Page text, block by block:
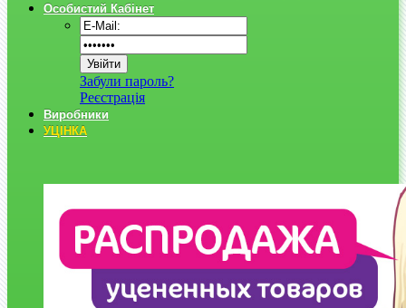
Особистий Кабінет
Забули пароль?
Реєстрація
Виробники
УЦІНКА